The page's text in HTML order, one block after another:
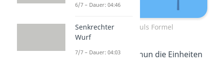
Drehimpuls Formel
Multiplizierst du nun die Einheiten
6/7 – Dauer: 04:46
Senkrechter
Wurf
7/7 – Dauer: 04:03